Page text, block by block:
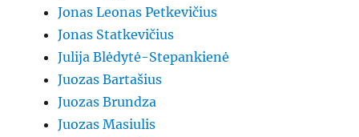
Jonas Leonas Petkevičius
Jonas Statkevičius
Julija Blėdytė-Stepankienė
Juozas Bartašius
Juozas Brundza
Juozas Masiulis